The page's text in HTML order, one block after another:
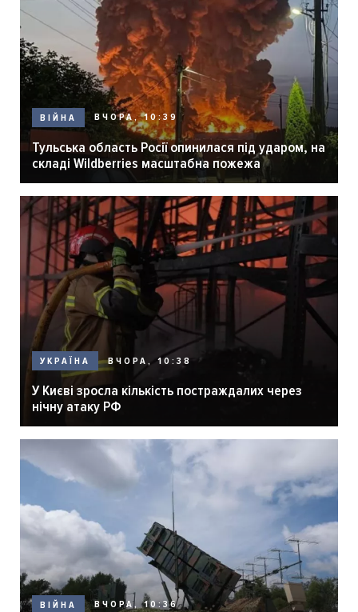
ВІЙНА ВЧОРА, 10:39
Тульська область Росії опинилася під ударом, на
складі Wildberries масштабна пожежа
УКРАЇНА ВЧОРА, 10:38
У Києві зросла кількість постраждалих через
нічну атаку РФ
ВІЙНА ВЧОРА, 10:36